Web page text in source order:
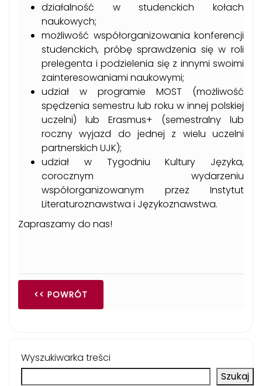
działalność w studenckich kołach
naukowych;
możliwość współorganizowania konferencji
studenckich, próbę sprawdzenia się w roli
prelegenta i podzielenia się z innymi swoimi
zainteresowaniami naukowymi;
udział w programie MOST (możliwość
spędzenia semestru lub roku w innej polskiej
uczelni) lub Erasmus+ (semestralny lub
roczny wyjazd do jednej z wielu uczelni
partnerskich UJK);
udział w Tygodniu Kultury Języka,
corocznym wydarzeniu
współorganizowanym przez Instytut
Literaturoznawstwa i Językoznawstwa.
Zapraszamy do nas!
<< POWRÓT
Wyszukiwarka treści
Szukaj